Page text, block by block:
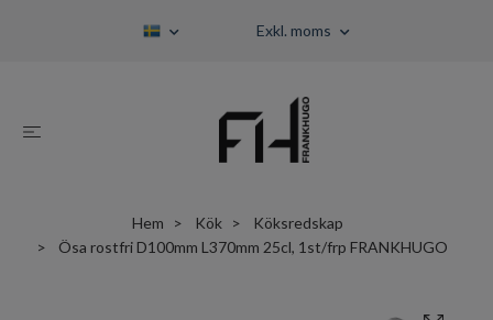
Exkl. moms
Hem Kök
Köksredskap
Ösa rostfri D100mm L370mm 25cl, 1st/frp FRANKHUGO